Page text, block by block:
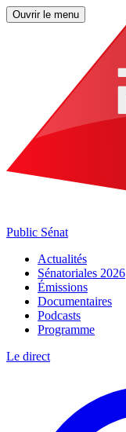
Ouvrir le menu
Public Sénat
Actualités
Sénatoriales 2026
Émissions
Documentaires
Podcasts
Programme
Le direct